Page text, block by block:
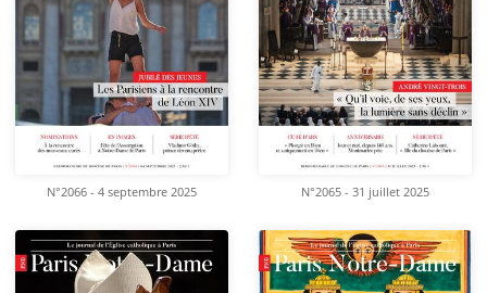
N°2066 - 4 septembre 2025 N°2065 - 31 juillet 2025